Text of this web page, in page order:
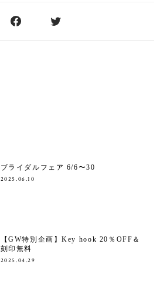
ブライダルフェア 6/6〜30
2025.06.10
【GW特別企画】Key hook 20％OFF＆
刻印無料
2025.04.29